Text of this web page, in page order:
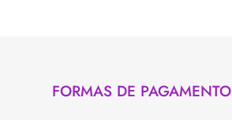
FORMAS DE PAGAMENTO